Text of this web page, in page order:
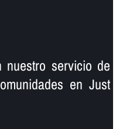
nuestro servicio de
en Just